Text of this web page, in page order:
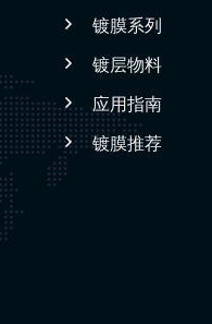
镀膜系列
镀层物料
应用指南
镀膜推荐